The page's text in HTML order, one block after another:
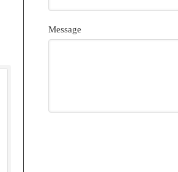
Message